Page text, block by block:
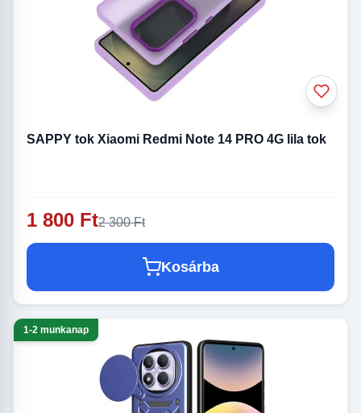
SAPPY tok Xiaomi Redmi Note 14 PRO 4G lila tok
1 800 Ft2 300 Ft
Kosárba
1-2 munkanap